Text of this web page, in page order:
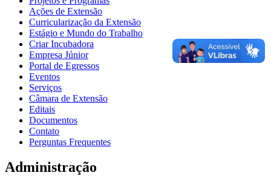
Ações de Extensão
Curricularização da Extensão
Estágio e Mundo do Trabalho
Criar Incubadora
Empresa Júnior
Portal de Egressos
Eventos
Serviços
Câmara de Extensão
Editais
Documentos
Contato
Perguntas Frequentes
Administração